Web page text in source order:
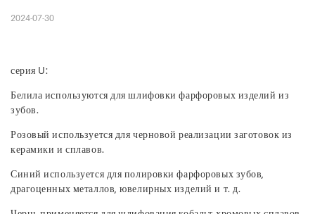
2024-07-30
серия U:
Белила используются для шлифовки фарфоровых изделий из
зубов.
Розовый используется для черновой реализации заготовок из
керамики и сплавов.
Синий используется для полировки фарфоровых зубов,
драгоценных металлов, ювелирных изделий и т. д.